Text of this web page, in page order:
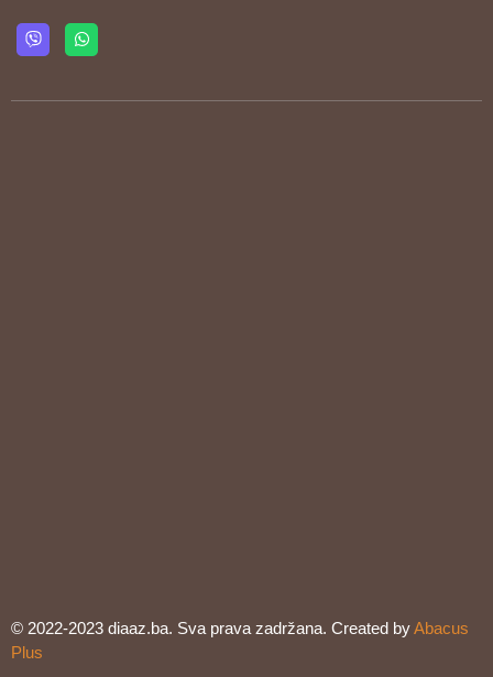
© 2022-2023 diaaz.ba. Sva prava zadržana. Created byAbacus
Plus